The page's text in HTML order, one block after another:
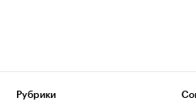
Рубрики